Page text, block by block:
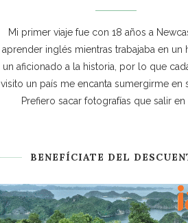
Mi primer viaje fue con 18 años a
aprender inglés mientras trabajaba en un
un aficionado a la historia, por lo que
visito un país me encanta sumergirme en
Prefiero sacar fotografías que salir en
BENEFÍCIATE DEL